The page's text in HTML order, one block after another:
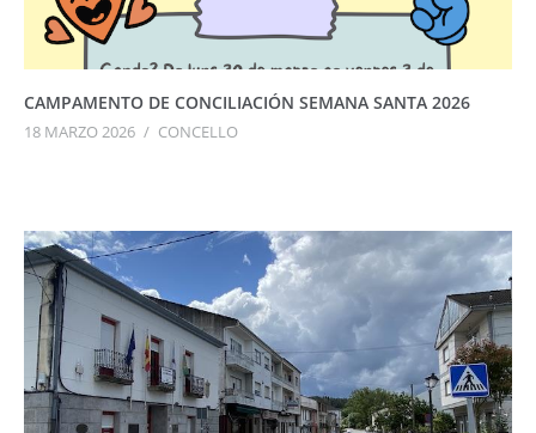
CAMPAMENTO DE CONCILIACIÓN SEMANA SANTA 2026
18 MARZO 2026 / CONCELLO